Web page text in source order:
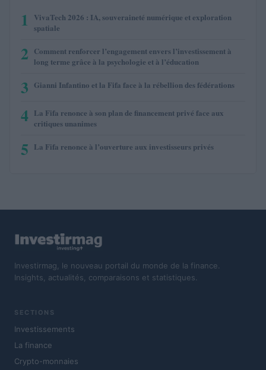
1
VivaTech 2026 : IA, souveraineté numérique et exploration
spatiale
2 Comment renforcer l’engagement envers l’investissement à
long terme grâce à la psychologie et à l’éducation
3 Gianni Infantino et la Fifa face à la rébellion des fédérations
4 La Fifa renonce à son plan de financement privé face aux
critiques unanimes
5 La Fifa renonce à l’ouverture aux investisseurs privés
Investirmag, le nouveau portail du monde de la finance.
Insights, actualités, comparaisons et statistiques.
SECTIONS
Investissements
La finance
Crypto-monnaies